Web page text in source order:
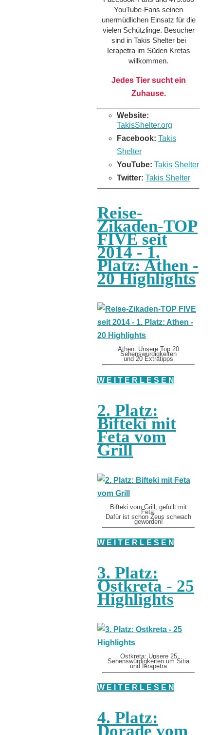
YouTube-Fans seinen
unermüdlichen Einsatz für die
vielen Schützlinge. Besucher
sind in Takis Shelter bei
Ierapetra im Süden Kretas
willkommen.
Jedes Tier sucht ein
Zuhause.
Website:
TakisShelter.org
Facebook: Takis
Shelter
YouTube: Takis Shelter
Twitter: Takis Shelter
Reise-
Zikaden-TOP
FIVE seit
2014 - 1.
Platz: Athen -
20 Highlights
Athen: Unsere Top 20
Sehenswürdigkeiten
und 20 Extratipps
W E I T E R L E S E N
2. Platz:
Bifteki mit
Feta vom
Grill
Bifteki vom Grill, gefüllt mit
Feta:
Dafür ist schon Zeus schwach
geworden!
W E I T E R L E S E N
3. Platz:
Ostkreta - 25
Highlights
Ostkreta: Unsere 25
Sehenswürdigkeiten um Sitia
und Ierapetra
W E I T E R L E S E N
4. Platz:
Dorade vom